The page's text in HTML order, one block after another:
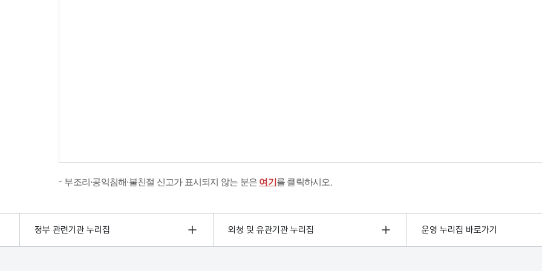
부조리·공익침해·불친절 신고가 표시되지 않는 분은 여기를 클릭하시오.
정부 관련기관 누리집 외청 및 유관기관 누리집 운영 누리집 바로가기